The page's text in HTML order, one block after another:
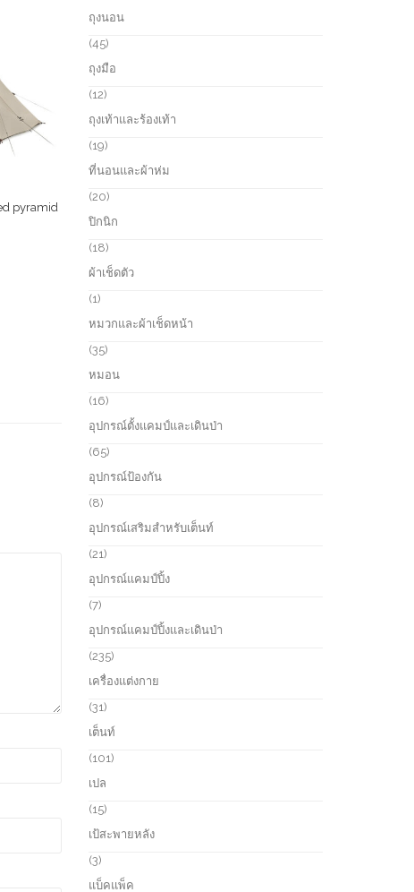
pyramid
t
u
c
t
s
p
r
d
u
t
ถุงนอน
454
5
p
r
d
u
t
ถุงมือ
121
p
r
d
u
t
ถุงเท้าและร้องเท้า
191
p
r
d
u
t
ที่นอนและผ้าห่ม
202
p
r
d
t
ปิกนิก
181
8
p
d
u
t
ผ้าเช็ดตัว
11
r
o
u
c
หมวกและผ้าเช็ดหน้า
353
p
r
d
u
c
t
หมอน
161
p
r
d
t
อุปกรณ์ตั้งแคมป์และเดินป่า
656
p
d
u
t
อุปกรณ์ป้องกัน
88
r
o
u
c
s
อุปกรณ์เสริมสำหรับเต็นท์
212
p
d
u
c
t
อุปกรณ์แคมป์ปิ้ง
77
r
o
u
c
s
อุปกรณ์แคมป์ปิ้งและเดินป่า
2352
5
o
d
เครื่องแต่งกาย
313
p
r
d
u
c
t
เต็นท์
1011
o
c
เปล
151
p
d
เป้สะพายหลัง
33
p
แบ็คแพ็ค